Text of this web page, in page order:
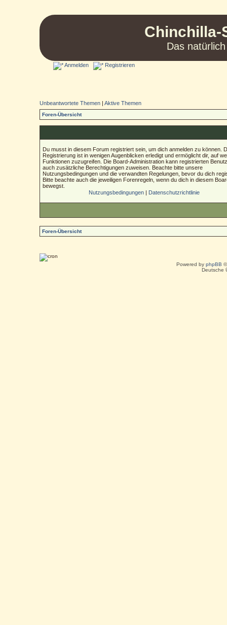
Chinchilla-
Das
Anmelden Registrieren
Unbeantwortete Themen |Aktive Themen
Foren-Übersicht
Du musst in diesem Forum registriert sein, um dich anmelden zu können.
Registrierung ist in wenigen Augenblicken erledigt und ermöglicht dir, auf
Funktionen zuzugreifen. Die Board-Administration kann registrierten
auch zusätzliche Berechtigungen zuweisen. Beachte bitte unsere
Nutzungsbedingungen und die verwandten Regelungen, bevor du dich
Bitte beachte auch die jeweiligen Forenregeln, wenn du dich in diesem
bewegst.
Nutzungsbedingungen| Datenschutzrichtlinie
Foren-Übersicht
Powered by phpBB
Deutsche